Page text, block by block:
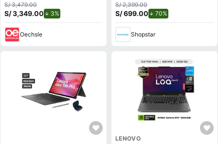
S/ 3,479.00
S/ 3,349.00 3%
Oechsle
S/ 2,399.00
S/ 699.00 70%
Shopstar
LENOVO